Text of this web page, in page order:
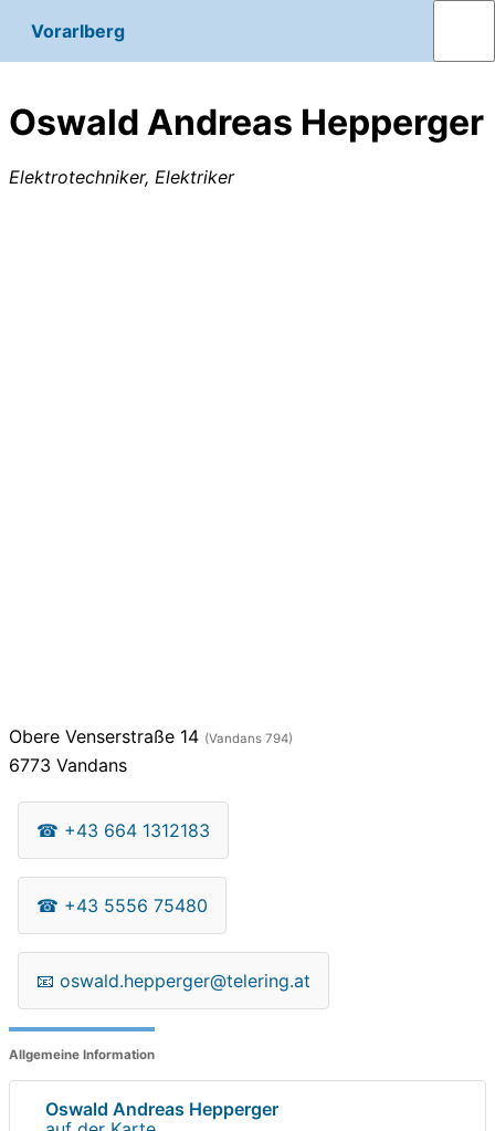
Vorarlberg
Oswald Andreas Hepperger
Elektrotechniker, Elektriker
Obere Venserstraße 14 (Vandans 794)
6773 Vandans
☎ +43 664 1312183
☎ +43 5556 75480
📧 oswald.hepperger@telering.at
Allgemeine Information
Oswald Andreas Hepperger